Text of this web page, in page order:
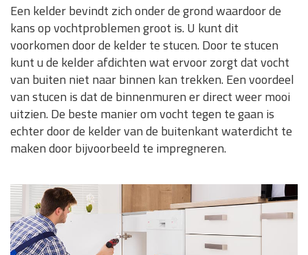
Een kelder bevindt zich onder de grond waardoor de
kans op vochtproblemen groot is. U kunt dit
voorkomen door de kelder te stucen. Door te stucen
kunt u de kelder afdichten wat ervoor zorgt dat vocht
van buiten niet naar binnen kan trekken. Een voordeel
van stucen is dat de binnenmuren er direct weer mooi
uitzien. De beste manier om vocht tegen te gaan is
echter door de kelder van de buitenkant waterdicht te
maken door bijvoorbeeld te impregneren.